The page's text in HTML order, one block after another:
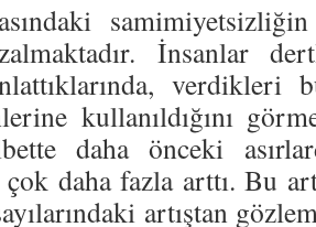
İnsanlar
verdikleri
kullanıldığını
daha önceki
daha fazla arttı. Bu
artıştan